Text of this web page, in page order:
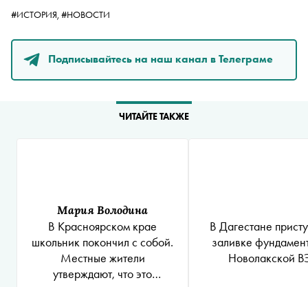
#ИСТОРИЯ, #НОВОСТИ
Подписывайтесь на наш канал в Телеграме
ЧИТАЙТЕ ТАКЖЕ
Мария Володина
В Красноярском крае
школьник покончил с собой.
Местные жители
утверждают, что это
В Дагестане
заливке
Новолакской